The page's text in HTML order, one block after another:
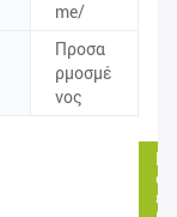
me/
Προσα
ρμοσμέ
νος